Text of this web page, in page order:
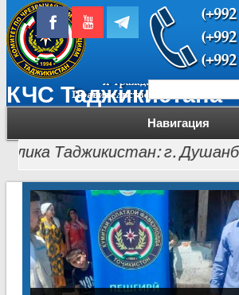
КЧС Таджикистана
Навигация
Форма
Таджикистан: г. Душанбе,